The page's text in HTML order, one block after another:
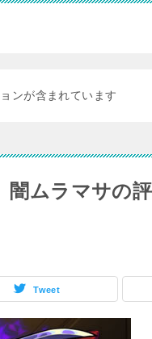
ンが含まれています
闇ムラマサの
Tweet